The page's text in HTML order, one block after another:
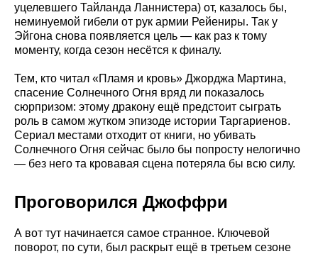
уцелевшего Тайланда Ланнистера) от, казалось бы,
неминуемой гибели от рук армии Рейениры. Так у
Эйгона снова появляется цель — как раз к тому
моменту, когда сезон несётся к финалу.
Тем, кто читал «Пламя и кровь» Джорджа Мартина,
спасение Солнечного Огня вряд ли показалось
сюрпризом: этому дракону ещё предстоит сыграть
роль в самом жутком эпизоде истории Таргариенов.
Сериал местами отходит от книги, но убивать
Солнечного Огня сейчас было бы попросту нелогично
— без него та кровавая сцена потеряла бы всю силу.
Проговорился Джоффри
А вот тут начинается самое странное. Ключевой
поворот, по сути, был раскрыт ещё в третьем сезоне